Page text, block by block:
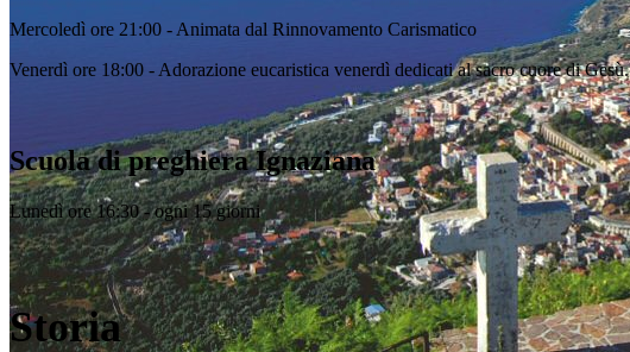
Mercoledì ore 21:00 - Animata dal Rinnovamento Carismatico
Venerdì ore 18:00 - Adorazione eucaristica venerdì dedicati al sacro cuore di Gesù.
Scuola di preghiera Ignaziana
Lunedì ore 16:30 - ogni 15 giorni
Storia